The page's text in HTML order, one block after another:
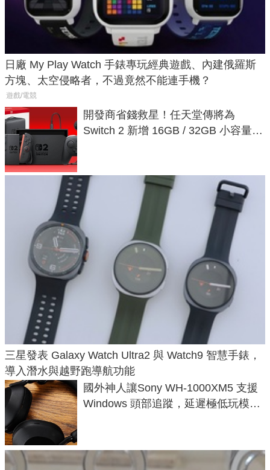
日廠 My Play Watch 手錶專玩經典遊戲、內建俄羅斯
方塊、太空侵略者，不過竟然不能連手機？
遊戲/電競
開發商省錢救星！任天堂傳將為
Switch 2 新增 16GB / 32GB 小容量遊
三星發表 Galaxy Watch Ultra2 與 Watch9 智慧手錶，
導入潛水與越野跑導航功能
國外神人讓Sony WH-1000XM5 支援
Windows 頭部追蹤，延遲極低玩模擬